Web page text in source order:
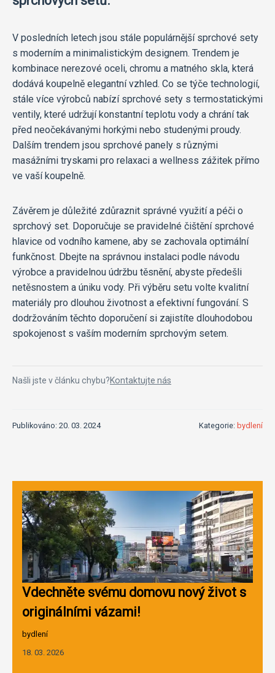
V posledních letech jsou stále populárnější sprchové sety
s moderním a minimalistickým designem. Trendem je
kombinace nerezové oceli, chromu a matného skla, která
dodává koupelně elegantní vzhled. Co se týče technologií,
stále více výrobců nabízí sprchové sety s termostatickými
ventily, které udržují konstantní teplotu vody a chrání tak
před neočekávanými horkými nebo studenými proudy.
Dalším trendem jsou sprchové panely s různými
masážními tryskami pro relaxaci a wellness zážitek přímo
ve vaší koupelně.
Závěrem je důležité zdůraznit správné využití a péči o
sprchový set. Doporučuje se pravidelné čištění sprchové
hlavice od vodního kamene, aby se zachovala optimální
funkčnost. Dbejte na správnou instalaci podle návodu
výrobce a pravidelnou údržbu těsnění, abyste předešli
netěsnostem a úniku vody. Při výběru setu volte kvalitní
materiály pro dlouhou životnost a efektivní fungování. S
dodržováním těchto doporučení si zajistíte dlouhodobou
spokojenost s vaším moderním sprchovým setem.
Našli jste v článku chybu?Kontaktujte nás
Publikováno: 20. 03. 2024 Kategorie: bydlení
Vdechněte svému domovu nový život s
originálními vázami!
bydlení
18. 03. 2026